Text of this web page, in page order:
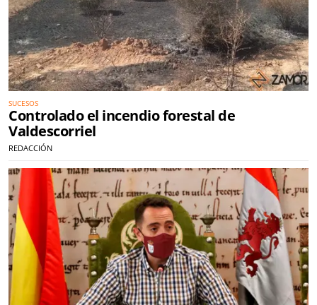
SUCESOS
Controlado el incendio forestal de
Valdescorriel
REDACCIÓN